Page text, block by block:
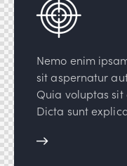
Nemo enim
sit aspernatur
Quia voluptas
Dicta sunt